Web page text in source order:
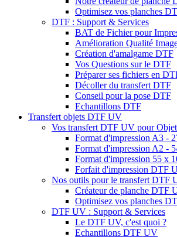
Optimisez vos planches
DTF : Support & Services
BAT de Fichier pour
Amélioration Qualité
Création d'amalgame DTF
Vos Questions sur le DTF
Préparer ses fichiers en
Décoller du transfert DTF
Conseil pour la pose DTF
Echantillons DTF
Transfert objets DTF UV
Vos transfert DTF UV pour Objet
Format d'impression A3 -
Format d'impression A2 -
Format d'impression 55 x
Forfait d'impression DTF
Nos outils pour le transfert DTF
Créateur de planche DTF
Optimisez vos planches
DTF UV : Support & Services
Le DTF UV, c'est quoi ?
Echantillons DTF UV